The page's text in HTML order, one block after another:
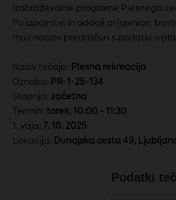
izobraževalne programe Plesnega
Po izpolnitvi in oddaji prijavnice,
mail naslov predračun s podatki o
Naziv tečaja: Plesna rekreacija
Oznaka: PR-1-25-134
Stopnja: začetna
Termin: torek, 10:00 - 11:30
1. vaja: 7. 10. 2025
Lokacija: Dunajska cesta 49,